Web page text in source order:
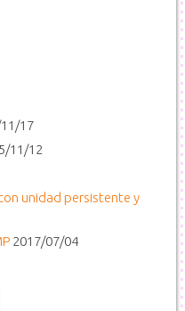
17
11/12
unidad persistente y
2017/07/04